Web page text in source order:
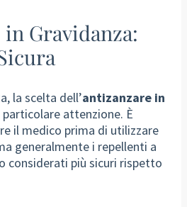
Gravidanza:
la scelta dell’antizanzare in
particolare attenzione. È
il medico prima di utilizzare
generalmente i repellenti a
considerati più sicuri rispetto